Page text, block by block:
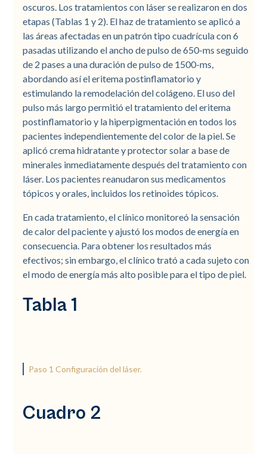
oscuros. Los tratamientos con láser se realizaron en dos
etapas (Tablas 1 y 2). El haz de tratamiento se aplicó a
las áreas afectadas en un patrón tipo cuadrícula con 6
pasadas utilizando el ancho de pulso de 650-ms seguido
de 2 pases a una duración de pulso de 1500-ms,
abordando así el eritema postinflamatorio y
estimulando la remodelación del colágeno. El uso del
pulso más largo permitió el tratamiento del eritema
postinflamatorio y la hiperpigmentación en todos los
pacientes independientemente del color de la piel. Se
aplicó crema hidratante y protector solar a base de
minerales inmediatamente después del tratamiento con
láser. Los pacientes reanudaron sus medicamentos
tópicos y orales, incluidos los retinoides tópicos.
En cada tratamiento, el clínico monitoreó la sensación
de calor del paciente y ajustó los modos de energía en
consecuencia. Para obtener los resultados más
efectivos; sin embargo, el clínico trató a cada sujeto con
el modo de energía más alto posible para el tipo de piel.
Tabla 1
Paso 1 Configuración del láser.
Cuadro 2